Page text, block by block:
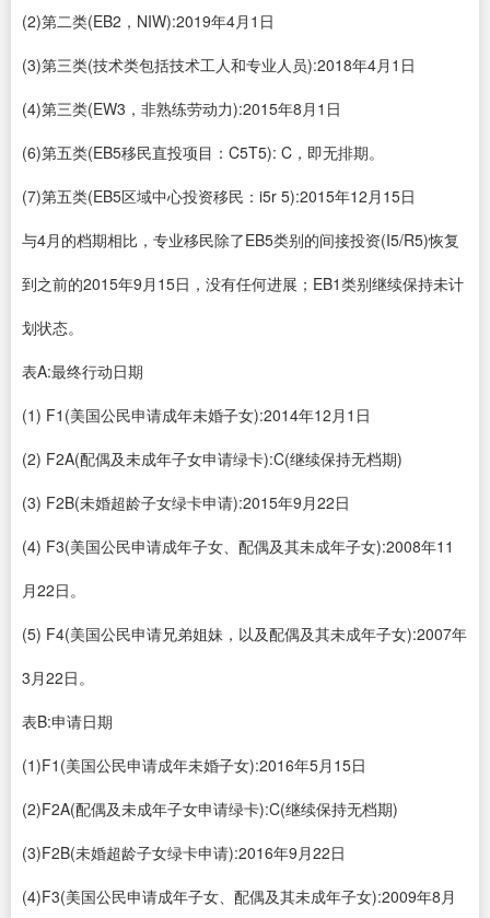
(2)第二类(EB2，NIW):2019年4月1日
(3)第三类(技术类包括技术工人和专业人员):2018年4月1日
(4)第三类(EW3，非熟练劳动力):2015年8月1日
(6)第五类(EB5移民直投项目：C5T5): C，即无排期。
(7)第五类(EB5区域中心投资移民：i5r 5):2015年12月15日
与4月的档期相比，专业移民除了EB5类别的间接投资(I5/R5)恢复
到之前的2015年9月15日，没有任何进展；EB1类别继续保持未计
划状态。
表A:最终行动日期
(1) F1(美国公民申请成年未婚子女):2014年12月1日
(2) F2A(配偶及未成年子女申请绿卡):C(继续保持无档期)
(3) F2B(未婚超龄子女绿卡申请):2015年9月22日
(4) F3(美国公民申请成年子女、配偶及其未成年子女):2008年11
月22日。
(5) F4(美国公民申请兄弟姐妹，以及配偶及其未成年子女):2007年
3月22日。
表B:申请日期
(1)F1(美国公民申请成年未婚子女):2016年5月15日
(2)F2A(配偶及未成年子女申请绿卡):C(继续保持无档期)
(3)F2B(未婚超龄子女绿卡申请):2016年9月22日
(4)F3(美国公民申请成年子女、配偶及其未成年子女):2009年8月